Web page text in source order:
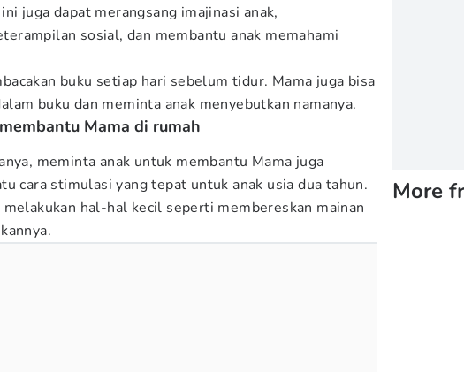
juga dapat merangsang imajinasi anak,
sosial, dan membantu anak memahami
buku setiap hari sebelum tidur. Mama juga bisa
buku dan meminta anak menyebutkan namanya.
Mama di rumah
meminta anak untuk membantu Mama juga
cara stimulasi yang tepat untuk anak usia dua tahun.
melakukan hal-hal kecil seperti membereskan mainan
More